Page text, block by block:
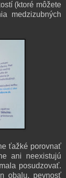
(ktoré môžete
medzizubných
ťažké porovnať
ani neexistujú
posudzovať.
obalu, pevnosť